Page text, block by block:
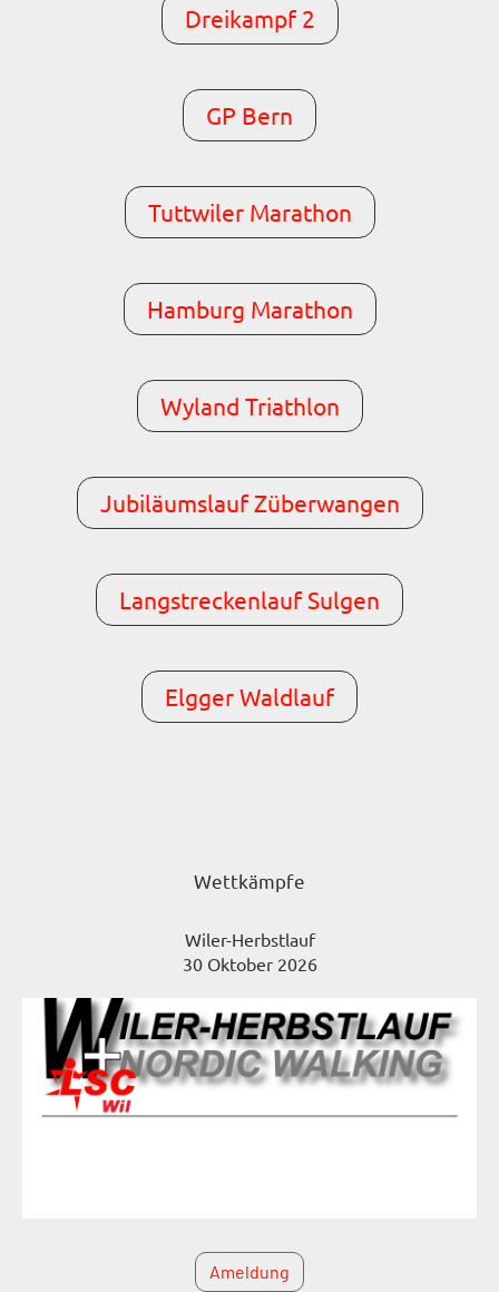
Dreikampf 2
GP Bern
Tuttwiler Marathon
Hamburg Marathon
Wyland Triathlon
Jubiläumslauf Züberwangen
Langstreckenlauf Sulgen
Elgger Waldlauf
Wettkämpfe
Wiler-Herbstlauf
30 Oktober 2026
Ameldung